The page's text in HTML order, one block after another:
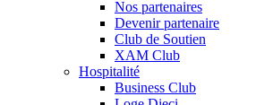
Nos partenaires
Devenir partenaire
Club de Soutien
XAM Club
Hospitalité
Business Club